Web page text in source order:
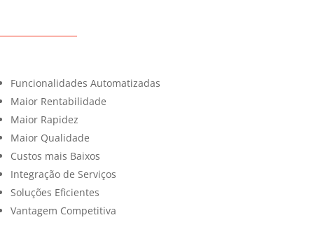
Funcionalidades Automatizadas
Maior Rentabilidade
Maior Rapidez
Maior Qualidade
Custos mais Baixos
Integração de Serviços
Soluções Eficientes
Vantagem Competitiva